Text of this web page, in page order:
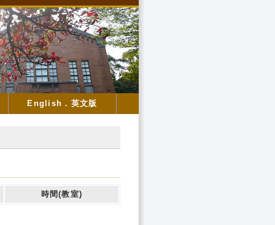
English．英文版
時間(教室)